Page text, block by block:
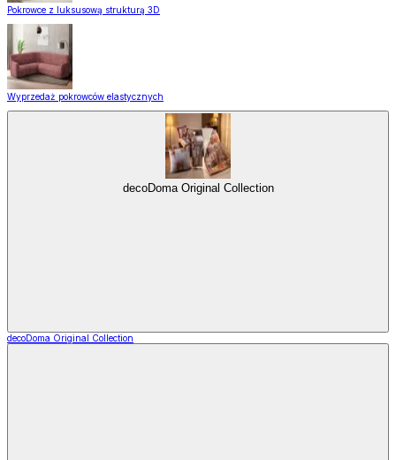
Pokrowce z luksusową strukturą 3D
Wyprzedaż pokrowców elastycznych
decoDoma Original Collection
decoDoma Original Collection